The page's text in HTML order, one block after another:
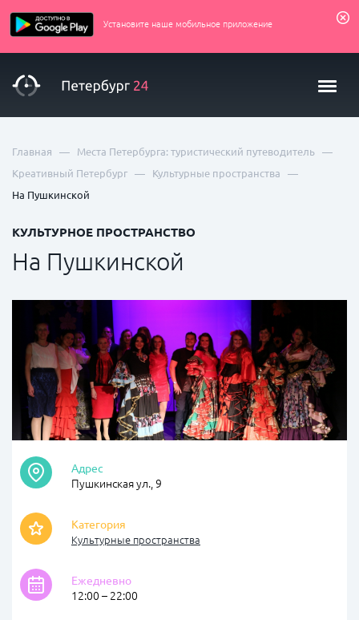
Установите наше мобильное приложение
Главная — Места Петербурга: туристический путеводитель —
Креативный Петербург — Культурные пространства —
На Пушкинской
КУЛЬТУРНОЕ ПРОСТРАНСТВО
На Пушкинской
Адрес
Пушкинская ул., 9
Категория
Культурные пространства
Ежедневно
12:00 – 22:00